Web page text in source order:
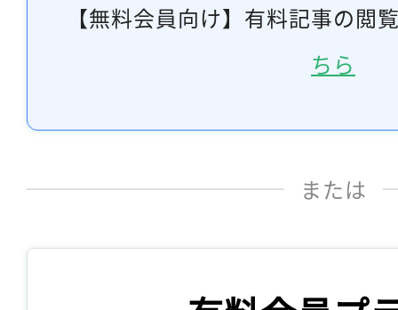
【無料会員向け】有料記事の閲
ちら
または